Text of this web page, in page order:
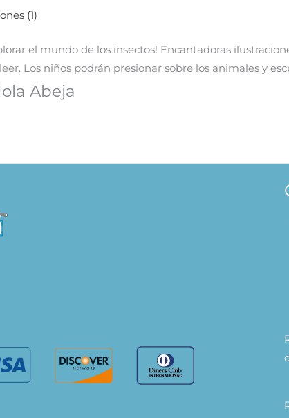
(1)
el mundo de los insectos! Encantadoras
Los niños podrán presionar sobre los animales y
Abeja